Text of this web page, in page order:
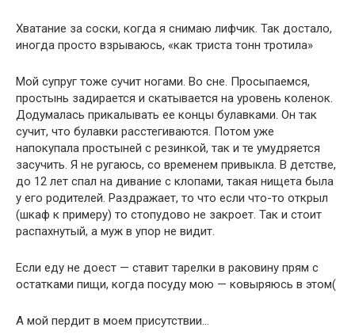
Хватание за соски, когда я снимаю лифчик. Так достало,
иногда просто взрываюсь, «как триста тонн тротила»
Мой супруг тоже сучит ногами. Во сне. Просыпаемся,
простынь задирается и скатывается на уровень коленок.
Додумалась прикалывать ее концы булавками. Он так
сучит, что булавки расстегиваются. Потом уже
напокупала простыней с резинкой, так и те умудряется
засучить. Я не ругаюсь, со временем привыкла. В детстве,
до 12 лет спал на дивание с клопами, такая нищета была
у его родителей. Раздражает, то что если что-то открыл
(шкаф к примеру) то стопудово не закроет. Так и стоит
распахнутый, а муж в упор не видит.
Если еду не доест — ставит тарелки в раковину прям с
остатками пищи, когда посуду мою — ковыряюсь в этом(
А мой пердит в моем присутствии…